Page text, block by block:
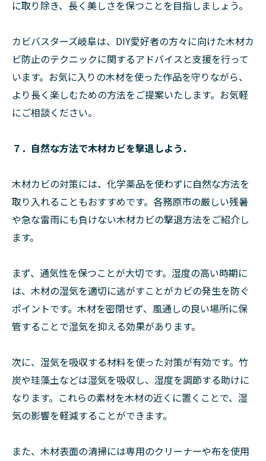
に取り除き、長く美しさを保つことを目指しましょう。
カビバスターズ岐阜は、DIY愛好者の方々に向けた木材カ
ビ防止のテクニックに関するアドバイスと支援を行って
います。お気に入りの木材を使った作品を守りながら、
より長く楽しむための方法をご提案いたします。お気軽
にご相談ください。
７．自然な方法で木材カビを撃退しよう．
木材カビの対策には、化学薬品を使わずに自然な方法を
取り入れることもおすすめです。各務原市の厳しい残暑
や急な雷雨にも負けない木材カビの撃退方法をご紹介し
ます。
まず、通気性を保つことが大切です。湿度の高い時期に
は、木材の湿気を適切に逃がすことがカビの発生を防ぐ
ポイントです。木材を密閉せず、風通しの良い場所に保
管することで湿気を抑える効果があります。
次に、湿気を吸収する材料を使った対策が有効です。竹
炭や珪藻土などは湿気を吸収し、湿度を調節する助けに
なります。これらの素材を木材の近くに置くことで、湿
気の影響を軽減することができます。
また、木材表面の清掃には専用のクリーナーや布を使用